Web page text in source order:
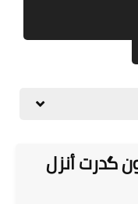
إلى ٧٨.. شلون گدرت أنزل